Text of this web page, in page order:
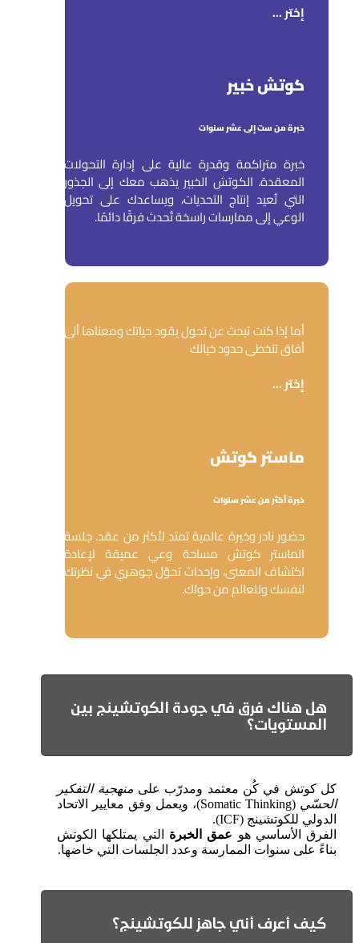
إختر ...
كوتش خبير
خبرة من ست إلى عشر سنوات
خبرة متراكمة وقدرة عالية على إدارة التحولات
المعقدة. الكوتش الخبير يذهب معك إلى الجذور
التي تُعيد إنتاج التحديات، ويساعدك على تحويل
الوعي إلى ممارسات راسخة تُحدث فرقًا دائمًا.
أما إذا كنت تبحث عن تحول يقود حياتك ومعناها ألى
أفاق تتخطى حدود خيالك
إختر ...
ماستر كوتش
خبرة أكثر من عشر سنوات
حضور نادر وخبرة عالمية تمتد لأكثر من عقد. جلسة
الماستر كوتش مساحة وعي عميقة لإعادة
اكتشاف المعنى، وإحداث تحوّل جوهري في نظرتك
لنفسك وللعالم من حولك.
هل هناك فرق في جودة الكوتشينج بين
المستويات؟
كل كوتش في كُن معتمد ومدرّب على منهجية التفكير
الحسّي
(Somatic Thinking)، ويعمل وفق معايير الاتحاد
الدولي للكوتشينج (ICF).
الفرق الأساسي هو عمق الخبرة التي يمتلكها الكوتش
بناءً على سنوات الممارسة وعدد الجلسات التي خاضها.
كيف أعرف أني جاهز للكوتشينج؟